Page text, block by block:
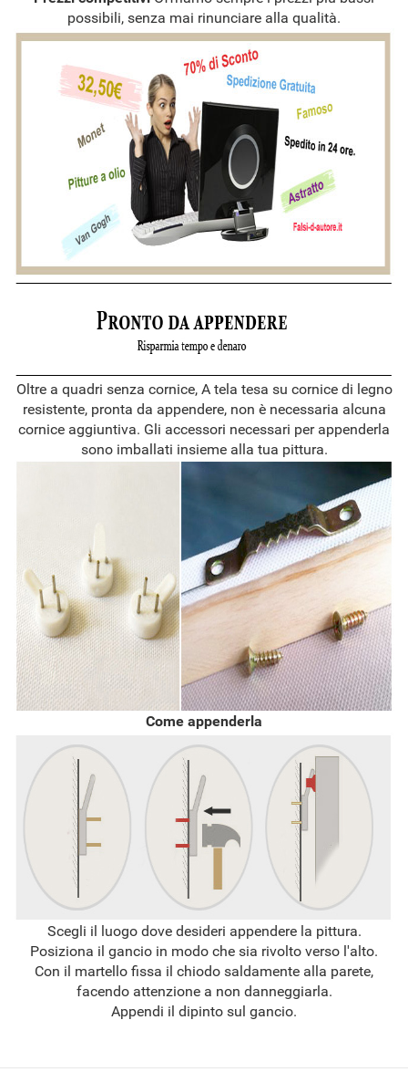
possibili, senza mai rinunciare alla qualità.
Oltre a quadri senza cornice, A tela tesa su cornice di legno
resistente, pronta da appendere, non è necessaria alcuna
cornice aggiuntiva. Gli accessori necessari per appenderla
sono imballati insieme alla tua pittura.
Come appenderla
Scegli il luogo dove desideri appendere la pittura.
Posiziona il gancio in modo che sia rivolto verso l'alto.
Con il martello fissa il chiodo saldamente alla parete,
facendo attenzione a non danneggiarla.
Appendi il dipinto sul gancio.